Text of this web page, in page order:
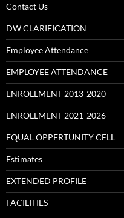
Contact Us
DW CLARIFICATION
Employee Attendance
EMPLOYEE ATTENDANCE
ENROLLMENT 2013-2020
ENROLLMENT 2021-2026
EQUAL OPPERTUNITY CELL
Estimates
EXTENDED PROFILE
FACILITIES